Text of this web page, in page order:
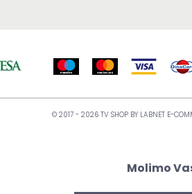
© 2017 - 2026 TV SHOP BY LABNET E-
Molimo